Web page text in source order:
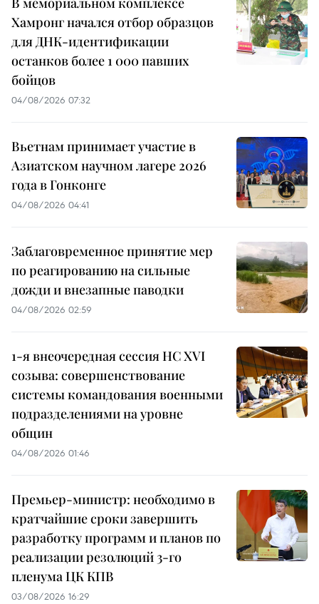
Хамронг начался отбор образцов
для ДНК-идентификации
останков более 1 000 павших
бойцов
04/08/2026 07:32
Вьетнам принимает участие в
Азиатском научном лагере 2026
года в Гонконге
04/08/2026 04:41
Заблаговременное принятие мер
по реагированию на сильные
дожди и внезапные паводки
04/08/2026 02:59
1-я внеочередная сессия НС XVI
созыва: совершенствование
системы командования военными
подразделениями на уровне
общин
04/08/2026 01:46
Премьер-министр: необходимо в
кратчайшие сроки завершить
разработку программ и планов по
реализации резолюций 3-го
пленума ЦК КПВ
03/08/2026 16:29